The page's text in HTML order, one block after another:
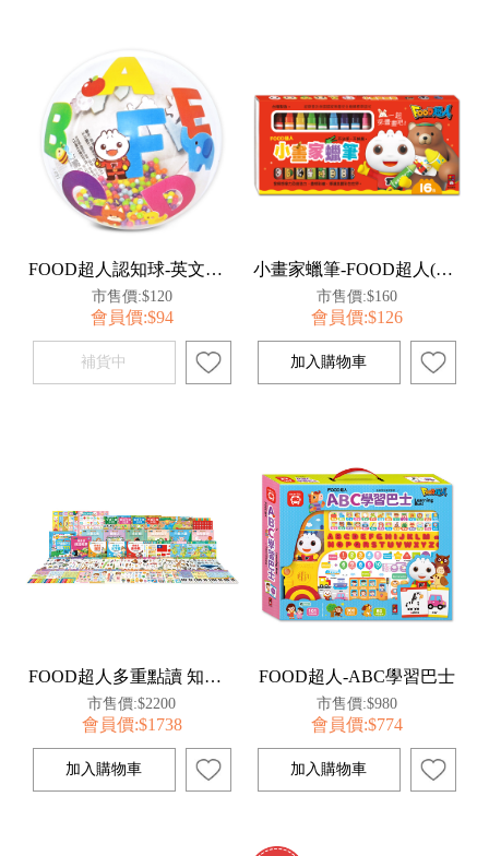
FOOD超人認知球-英文數字
市售價:$120
會員價:$94
小畫家蠟筆-FOOD超人(16色)*新版*
市售價:$160
會員價:$126
FOOD超人多重點讀 知識圖鑑百科51件組(不含點讀筆)
市售價:$2200
會員價:$1738
FOOD超人-ABC學習巴士
市售價:$980
會員價:$774